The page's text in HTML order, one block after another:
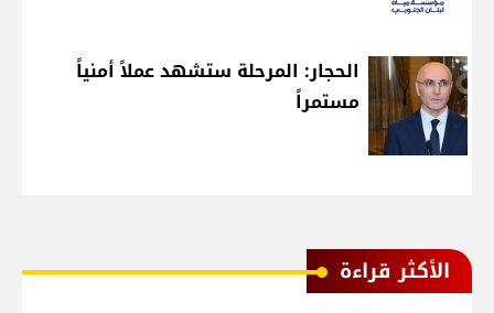
الحجار: المرحلة ستشهد عملاً أمنياً
مستمراً
الأكثر قراءة